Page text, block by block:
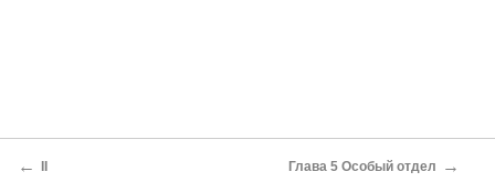
← II Глава 5 Особый отдел →